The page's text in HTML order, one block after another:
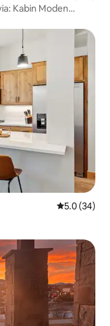
Kabin Moden
Penarafan
5.0 (34)